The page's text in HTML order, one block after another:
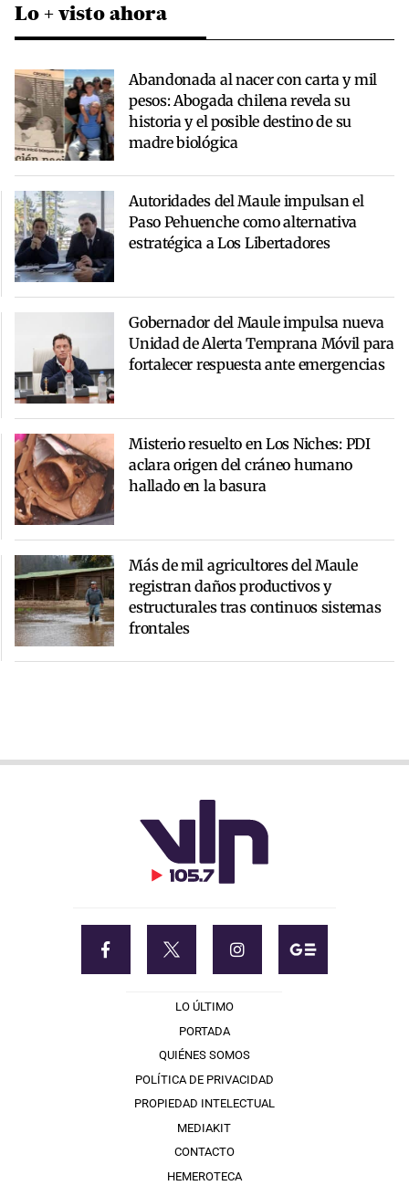
Lo + visto ahora
Abandonada al nacer con carta y mil
pesos: Abogada chilena revela su
historia y el posible destino de su
madre biológica
Autoridades del Maule impulsan el
Paso Pehuenche como alternativa
estratégica a Los Libertadores
Gobernador del Maule impulsa nueva
Unidad de Alerta Temprana Móvil para
fortalecer respuesta ante emergencias
Misterio resuelto en Los Niches: PDI
aclara origen del cráneo humano
hallado en la basura
Más de mil agricultores del Maule
registran daños productivos y
estructurales tras continuos sistemas
frontales
LO ÚLTIMO
PORTADA
QUIÉNES SOMOS
POLÍTICA DE PRIVACIDAD
PROPIEDAD INTELECTUAL
MEDIAKIT
CONTACTO
HEMEROTECA